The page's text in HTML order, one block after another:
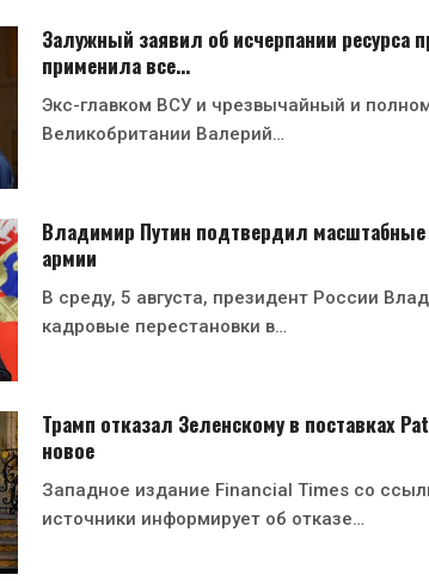
Залужный заявил об исчерпании ресурса
применила все…
Экс-главком ВСУ и чрезвычайный и
Великобритании Валерий…
Владимир Путин подтвердил
армии
В среду, 5 августа, президент России
кадровые перестановки в…
Трамп отказал Зеленскому в поставках
новое
Западное издание Financial Times со
источники информирует об отказе…